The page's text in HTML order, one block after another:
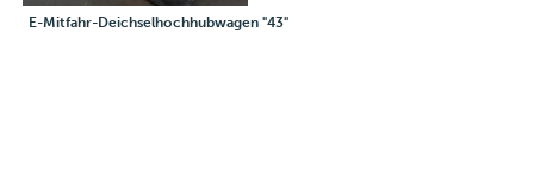
E-Mitfahr-Deichselhochhubwagen "43"